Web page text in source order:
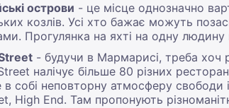
острови - це місце однозначно
козлів. Усі хто бажає можуть
Прогулянка на яхті на одну людину
- будучи в Мармарисі, треба хоч
налічує більше 80 різних
в собі неповторну атмосферу
High End. Там пропонують